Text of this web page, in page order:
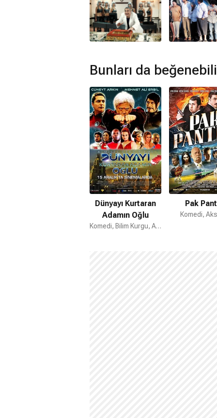
Bunları da
Dünyayı Kurtaran
Adamın Oğlu
Komedi, Bilim Kurgu, Aksiyon
Pak
Komedi,